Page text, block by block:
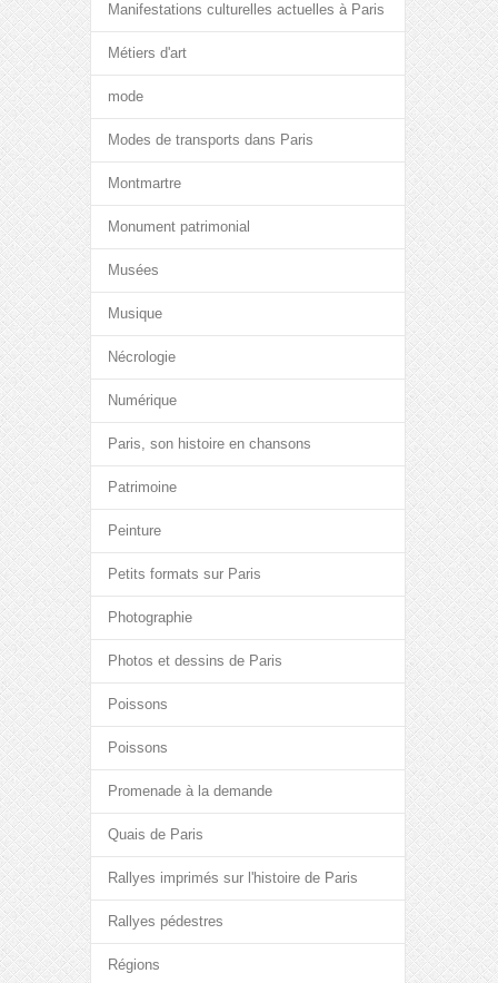
Manifestations culturelles actuelles à Paris
Métiers d'art
mode
Modes de transports dans Paris
Montmartre
Monument patrimonial
Musées
Musique
Nécrologie
Numérique
Paris, son histoire en chansons
Patrimoine
Peinture
Petits formats sur Paris
Photographie
Photos et dessins de Paris
Poissons
Poissons
Promenade à la demande
Quais de Paris
Rallyes imprimés sur l'histoire de Paris
Rallyes pédestres
Régions